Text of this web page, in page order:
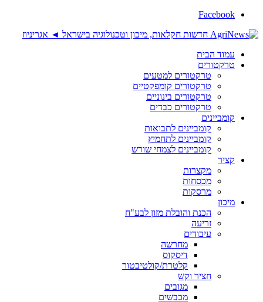
Facebook
עמוד הבית
טרקטורים
טרקטורים למטעים
טרקטורים קומפקטיים
טרקטורים בינוניים
טרקטורים כבדים
קומביינים
קומביינים לתבואות
קומביינים לתחמיץ
קומביינים לצמחי שורש
קציר
מקצרות
מכסחות
מרסקות
מיכון
הכנת והובלת מזון לבע"ח
זריעה
עיבודים
מחרשה
דיסקוס
קלטרת/קולטיבטור
חציר וקש
מגובים
מכבשים